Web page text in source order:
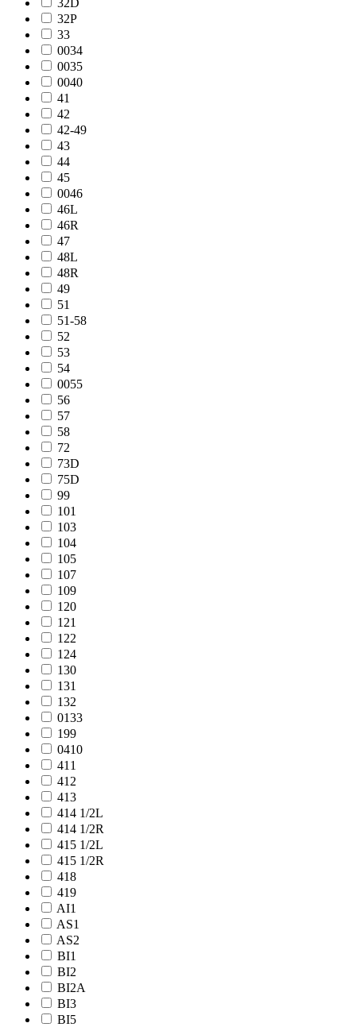
32P
33
0034
0035
0040
41
42
42-49
43
44
45
0046
46L
46R
47
48L
48R
49
51
51-58
52
53
54
0055
56
57
58
72
73D
75D
99
101
103
104
105
107
109
120
121
122
124
130
131
132
0133
199
0410
411
412
413
414 1/2L
414 1/2R
415 1/2L
415 1/2R
418
419
AI1
AS1
AS2
BI1
BI2
BI2A
BI3
BI5